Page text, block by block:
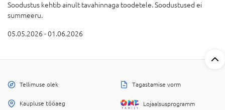
Soodustus kehtib ainult tavahinnaga toodetele. Soodustused ei
summeeru.
05.05.2026 - 01.06.2026
Tellimuse olek Tagastamise vorm
Kaupluse tööaeg Lojaalsusprogramm